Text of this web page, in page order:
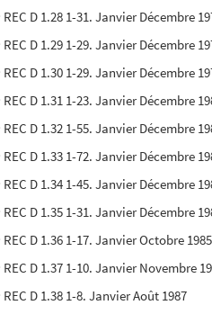
REC D 1.28 1-31. Janvier Décembre
REC D 1.29 1-29. Janvier Décembre
REC D 1.30 1-29. Janvier Décembre
REC D 1.31 1-23. Janvier Décembre
REC D 1.32 1-55. Janvier Décembre
REC D 1.33 1-72. Janvier Décembre
REC D 1.34 1-45. Janvier Décembre
REC D 1.35 1-31. Janvier Décembre
REC D 1.36 1-17. Janvier Octobre 1985
REC D 1.37 1-10. Janvier Novembre
REC D 1.38 1-8. Janvier Août 1987